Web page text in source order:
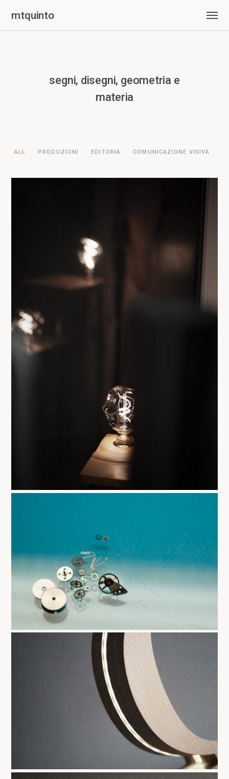
mtquinto
segni, disegni, geometria e
materia
ALL PRODUZIONI EDITORIA COMUNICAZIONE VISIVA